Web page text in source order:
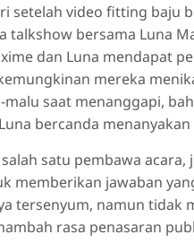
setelah video fitting baju
talkshow bersama Luna
dan Luna mendapat
mereka
saat menanggapi,
bercanda
satu pembawa acara,
memberikan jawaban
tersenyum, namun tidak
rasa penasaran